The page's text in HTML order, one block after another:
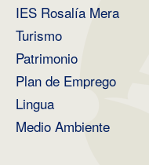
IES Rosalía Mera
Turismo
Patrimonio
Plan de Emprego
Lingua
Medio Ambiente